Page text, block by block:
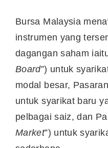
Bursa Malaysia
instrumen yang
dagangan saham
Board”) untuk
modal besar,
untuk syarikat baru
pelbagai saiz, dan
Market”) untuk